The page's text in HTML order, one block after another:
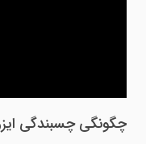
چگونگی چسبندگی